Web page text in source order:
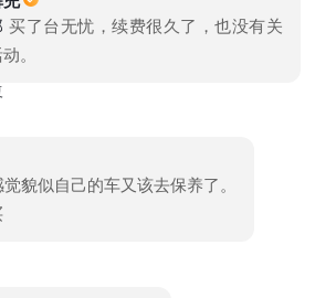
买了台无忧，续费很久了，也没有关
。
貌似自己的车又该去保养了。